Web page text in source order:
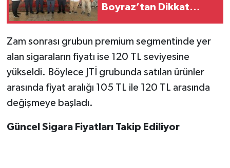
Boyraz’tan Dikkat
Zam sonrası grubun premium segmentinde yer
alan sigaraların fiyatı ise 120 TL seviyesine
yükseldi. Böylece JTİ grubunda satılan ürünler
arasında fiyat aralığı 105 TL ile 120 TL arasında
değişmeye başladı.
Güncel Sigara Fiyatları Takip Ediliyor